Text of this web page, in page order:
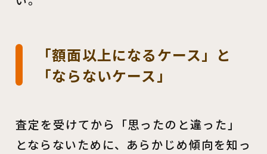
「額面以上になるケース」と
「ならないケース」
査定を受けてから「思ったのと違った」
とならないために、あらかじめ傾向を知っ